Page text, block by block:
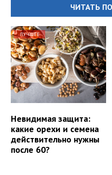
ЧИТАТЬ
ЛУЧШЕЕ
Невидимая защита:
какие орехи и семена
действительно нужны
после 60?